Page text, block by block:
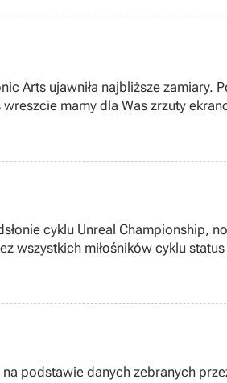
Arts ujawniła najbliższe zamiary.
mamy dla Was zrzuty
cyklu Unreal Championship,
wszystkich miłośników cyklu
podstawie danych zebranych